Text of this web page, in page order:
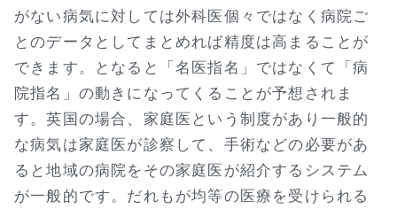
がない病気に対しては外科医個々ではなく病院ご
とのデータとしてまとめれば精度は高まることが
できます。となると「名医指名」ではなくて「病
院指名」の動きになってくることが予想されま
す。英国の場合、家庭医という制度があり一般的
な病気は家庭医が診察して、手術などの必要があ
ると地域の病院をその家庭医が紹介するシステム
が一般的です。だれもが均等の医療を受けられる